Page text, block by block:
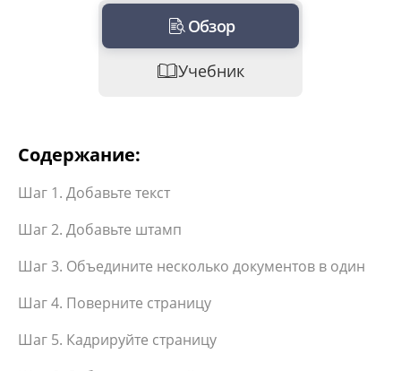
Обзор
Учебник
Содержание:
Шаг 1. Добавьте текст
Шаг 2. Добавьте штамп
Шаг 3. Объедините несколько документов в один
Шаг 4. Поверните страницу
Шаг 5. Кадрируйте страницу